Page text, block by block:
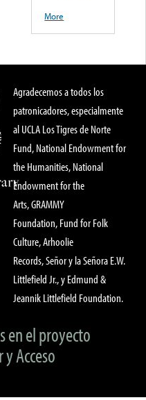
More
Agradecemos a todos los
patronicadores, especialmente
al UCLA Los Tigres de Norte
Fund, National Endowment for
the Humanities, National
Endowment for the
Arts, GRAMMY
Foundation, Fund for Folk
Culture, Arhoolie
Records, Señor y la Señora E.W.
Littlefield Jr., y Edmund &
Jeannik Littlefield Foundation.
en el proyecto
Acceso